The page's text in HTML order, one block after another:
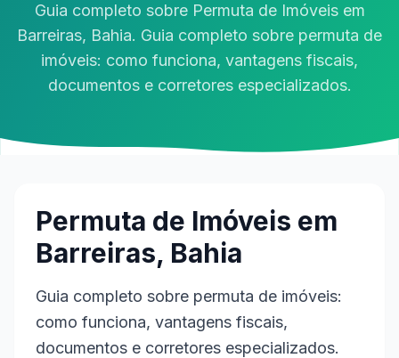
Guia completo sobre Permuta de Imóveis em
Barreiras, Bahia. Guia completo sobre permuta de
imóveis: como funciona, vantagens fiscais,
documentos e corretores especializados.
Permuta de Imóveis em
Barreiras, Bahia
Guia completo sobre permuta de imóveis:
como funciona, vantagens fiscais,
documentos e corretores especializados.